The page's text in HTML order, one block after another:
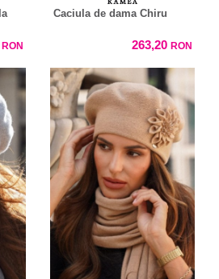
RON
Caciula de dama Chiru
263,20 RON